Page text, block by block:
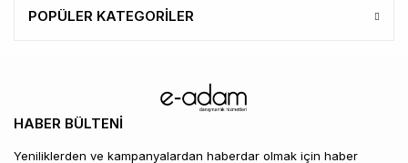
POPÜLER KATEGORİLER
HABER BÜLTENİ
Yeniliklerden ve kampanyalardan haberdar olmak için haber